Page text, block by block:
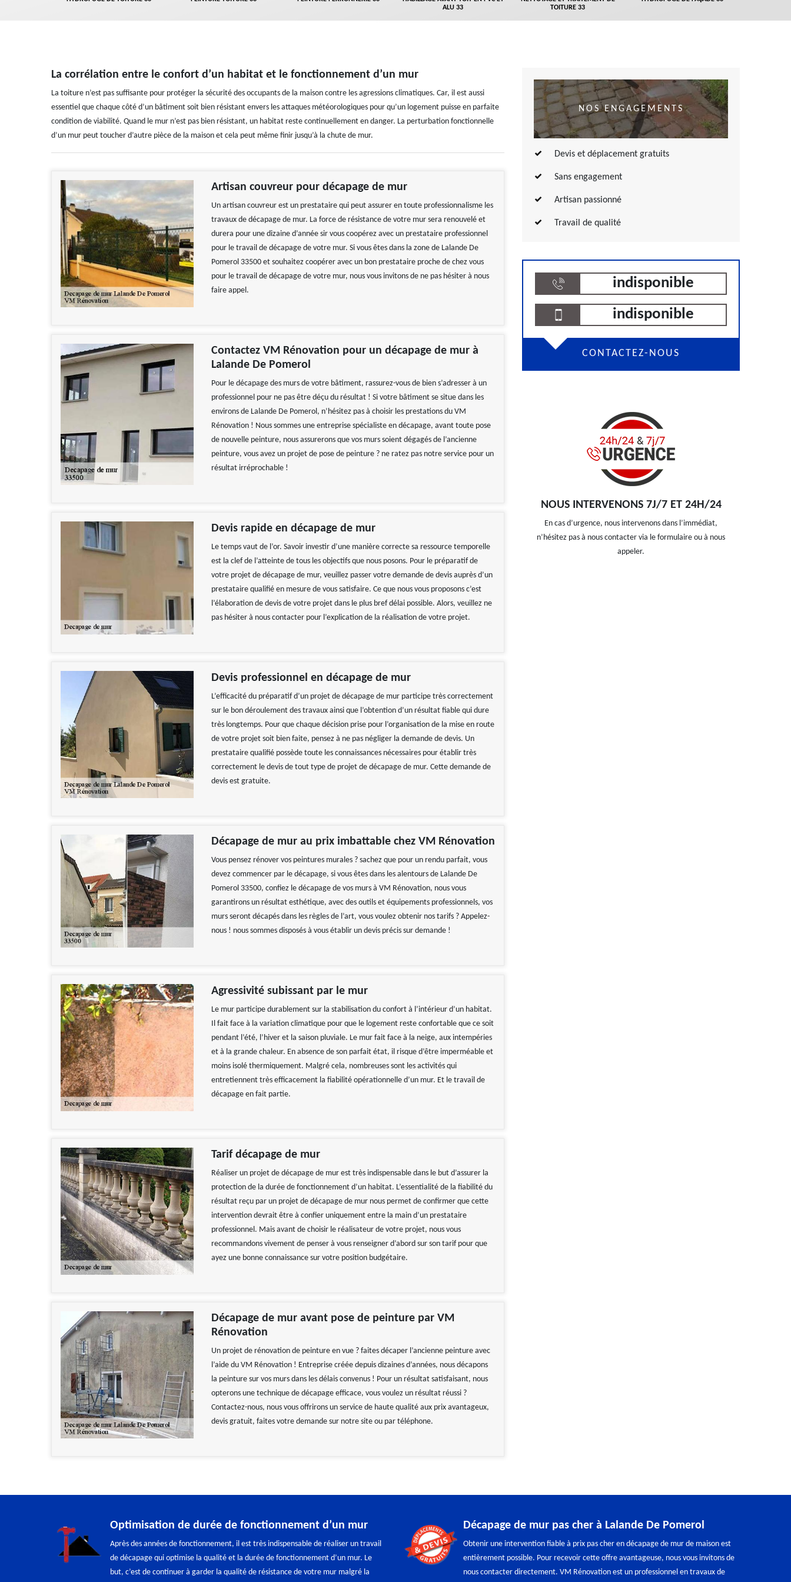
ALU 33
TOITURE 33
La corrélation entre le confort d’un habitat et le fonctionnement d’un mur
La toiture n’est pas suffisante pour protéger la sécurité des occupants de la maison contre les agressions climatiques. Car, il est aussi
essentiel que chaque côté d’un bâtiment soit bien résistant envers les attaques météorologiques pour qu’un logement puisse en parfaite
condition de viabilité. Quand le mur n’est pas bien résistant, un habitat reste continuellement en danger. La perturbation fonctionnelle
d’un mur peut toucher d’autre pièce de la maison et cela peut même finir jusqu’à la chute de mur.
Artisan couvreur pour décapage de mur
Un artisan couvreur est un prestataire qui peut assurer en toute professionnalisme les
travaux de décapage de mur. La force de résistance de votre mur sera renouvelé et
durera pour une dizaine d’année sir vous coopérez avec un prestataire professionnel
pour le travail de décapage de votre mur. Si vous êtes dans la zone de Lalande De
Pomerol 33500 et souhaitez coopérer avec un bon prestataire proche de chez vous
pour le travail de décapage de votre mur, nous vous invitons de ne pas hésiter à nous
faire appel.
Contactez VM Rénovation pour un décapage de mur à
Lalande De Pomerol
Pour le décapage des murs de votre bâtiment, rassurez-vous de bien s’adresser à un
professionnel pour ne pas être déçu du résultat ! Si votre bâtiment se situe dans les
environs de Lalande De Pomerol, n’hésitez pas à choisir les prestations du VM
Rénovation ! Nous sommes une entreprise spécialiste en décapage, avant toute pose
de nouvelle peinture, nous assurerons que vos murs soient dégagés de l’ancienne
peinture, vous avez un projet de pose de peinture ? ne ratez pas notre service pour un
résultat irréprochable !
Devis rapide en décapage de mur
Le temps vaut de l’or. Savoir investir d’une manière correcte sa ressource temporelle
est la clef de l’atteinte de tous les objectifs que nous posons. Pour le préparatif de
votre projet de décapage de mur, veuillez passer votre demande de devis auprès d’un
prestataire qualifié en mesure de vous satisfaire. Ce que nous vous proposons c’est
l’élaboration de devis de votre projet dans le plus bref délai possible. Alors, veuillez ne
pas hésiter à nous contacter pour l’explication de la réalisation de votre projet.
Devis professionnel en décapage de mur
L’efficacité du préparatif d’un projet de décapage de mur participe très correctement
sur le bon déroulement des travaux ainsi que l’obtention d’un résultat fiable qui dure
très longtemps. Pour que chaque décision prise pour l’organisation de la mise en route
de votre projet soit bien faite, pensez à ne pas négliger la demande de devis. Un
prestataire qualifié possède toute les connaissances nécessaires pour établir très
correctement le devis de tout type de projet de décapage de mur. Cette demande de
devis est gratuite.
Décapage de mur au prix imbattable chez VM Rénovation
Vous pensez rénover vos peintures murales ? sachez que pour un rendu parfait, vous
devez commencer par le décapage, si vous êtes dans les alentours de Lalande De
Pomerol 33500, confiez le décapage de vos murs à VM Rénovation, nous vous
garantirons un résultat esthétique, avec des outils et équipements professionnels, vos
murs seront décapés dans les règles de l’art, vous voulez obtenir nos tarifs ? Appelez-
nous ! nous sommes disposés à vous établir un devis précis sur demande !
Agressivité subissant par le mur
Le mur participe durablement sur la stabilisation du confort à l’intérieur d’un habitat.
Il fait face à la variation climatique pour que le logement reste confortable que ce soit
pendant l’été, l’hiver et la saison pluviale. Le mur fait face à la neige, aux intempéries
et à la grande chaleur. En absence de son parfait état, il risque d’être imperméable et
moins isolé thermiquement. Malgré cela, nombreuses sont les activités qui
entretiennent très efficacement la fiabilité opérationnelle d’un mur. Et le travail de
décapage en fait partie.
Tarif décapage de mur
Réaliser un projet de décapage de mur est très indispensable dans le but d’assurer la
protection de la durée de fonctionnement d’un habitat. L’essentialité de la fiabilité du
résultat reçu par un projet de décapage de mur nous permet de confirmer que cette
intervention devrait être à confier uniquement entre la main d’un prestataire
professionnel. Mais avant de choisir le réalisateur de votre projet, nous vous
recommandons vivement de penser à vous renseigner d’abord sur son tarif pour que
ayez une bonne connaissance sur votre position budgétaire.
Décapage de mur avant pose de peinture par VM
Rénovation
Un projet de rénovation de peinture en vue ? faites décaper l’ancienne peinture avec
l’aide du VM Rénovation ! Entreprise créée depuis dizaines d’années, nous décapons
la peinture sur vos murs dans les délais convenus ! Pour un résultat satisfaisant, nous
opterons une technique de décapage efficace, vous voulez un résultat réussi ?
Contactez-nous, nous vous offrirons un service de haute qualité aux prix avantageux,
devis gratuit, faites votre demande sur notre site ou par téléphone.
NOS ENGAGEMENTS
Devis et déplacement gratuits
Sans engagement
Artisan passionné
Travail de qualité
indisponible
indisponible
CONTACTEZ-NOUS
NOUS INTERVENONS 7J/7 ET 24H/24
En cas d’urgence, nous intervenons dans l’immédiat,
n’hésitez pas à nous contacter via le formulaire ou à nous
appeler.
Optimisation de durée de fonctionnement d’un mur
Après des années de fonctionnement, il est très indispensable de réaliser un travail
de décapage qui optimise la qualité et la durée de fonctionnement d’un mur. Le
but, c’est de continuer à garder la qualité de résistance de votre mur malgré la
Décapage de mur pas cher à Lalande De Pomerol
Obtenir une intervention fiable à prix pas cher en décapage de mur de maison est
entièrement possible. Pour recevoir cette offre avantageuse, nous vous invitons de
nous contacter directement. VM Rénovation est un professionnel en travaux de